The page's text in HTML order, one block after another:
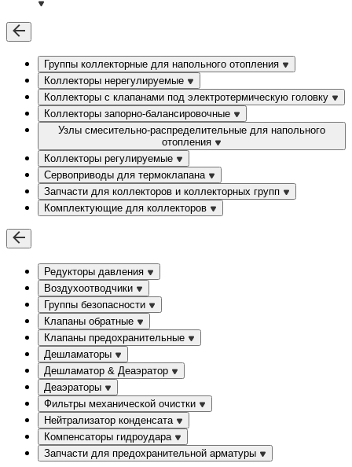
Группы коллекторные для напольного отопления
Коллекторы нерегулируемые
Коллекторы с клапанами под электротермическую головку
Коллекторы запорно-балансировочные
Узлы смесительно-распределительные для напольного
отопления
Коллекторы регулируемые
Сервоприводы для термоклапана
Запчасти для коллекторов и коллекторных групп
Комплектующие для коллекторов
Редукторы давления
Воздухоотводчики
Группы безопасности
Клапаны обратные
Клапаны предохранительные
Дешламаторы
Дешламатор & Деаэратор
Деаэраторы
Фильтры механической очистки
Нейтрализатор конденсата
Компенсаторы гидроудара
Запчасти для предохранительной арматуры